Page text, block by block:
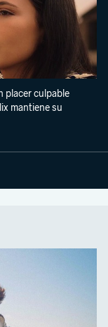
placer culpable
mantiene su